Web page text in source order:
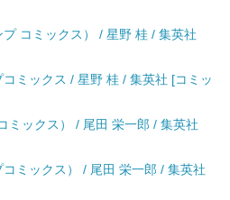
コミックス） / 星野 桂 / 集英社
ミックス / 星野 桂 / 集英社 [コミッ
ミックス） / 尾田 栄一郎 / 集英社
ミックス） / 尾田 栄一郎 / 集英社